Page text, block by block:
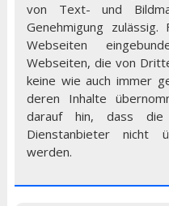
von Text- und
Genehmigung
Webseiten
Webseiten, die von
keine wie auch immer
deren Inhalte
darauf hin, dass die
Dienstanbieter nicht
werden.